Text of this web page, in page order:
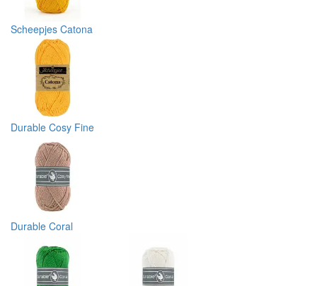
Scheepjes Catona
Durable Cosy Fine
Durable Coral